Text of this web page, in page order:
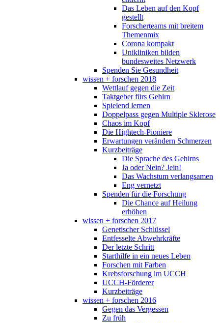
Das Leben auf den Kopf
gestellt
Forscherteams mit breitem
Themenmix
Corona kompakt
Unikliniken bilden
bundesweites Netzwerk
Spenden Sie Gesundheit
wissen + forschen 2018
Wettlauf gegen die Zeit
Taktgeber fürs Gehirn
Spielend lernen
Doppelpass gegen Multiple Sklerose
Chaos im Kopf
Die Hightech-Pioniere
Erwartungen verändern Schmerzen
Kurzbeiträge
Die Sprache des Gehirns
Ja oder Nein? Jein!
Das Wachstum verlangsamen
Eng vernetzt
Spenden für die Forschung
Die Chance auf Heilung
erhöhen
wissen + forschen 2017
Genetischer Schlüssel
Entfesselte Abwehrkräfte
Der letzte Schritt
Starthilfe in ein neues Leben
Forschen mit Farben
Krebsforschung im UCCH
UCCH-Förderer
Kurzbeiträge
wissen + forschen 2016
Gegen das Vergessen
Zu früh